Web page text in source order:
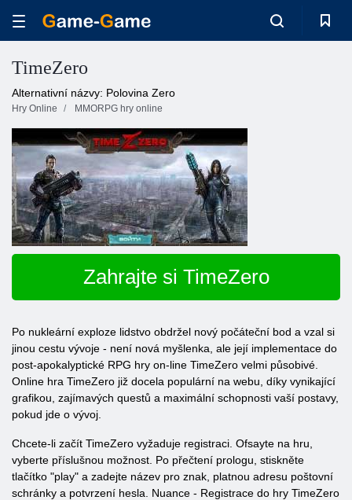
TimeZero
Alternativní názvy: Polovina Zero
Hry Online MMORPG hry online
Zahrajte si TimeZero
Po nukleární exploze lidstvo obdržel nový počáteční bod a vzal si
jinou cestu vývoje - není nová myšlenka, ale její implementace do
post-apokalyptické RPG hry on-line TimeZero velmi působivé.
Online hra TimeZero již docela populární na webu, díky vynikající
grafikou, zajímavých questů a maximální schopnosti vaší postavy,
pokud jde o vývoj.
Chcete-li začít TimeZero vyžaduje registraci. Ofsayte na hru,
vyberte příslušnou možnost. Po přečtení prologu, stiskněte
tlačítko "play" a zadejte název pro znak, platnou adresu poštovní
schránky a potvrzení hesla. Nuance - Registrace do hry TimeZero